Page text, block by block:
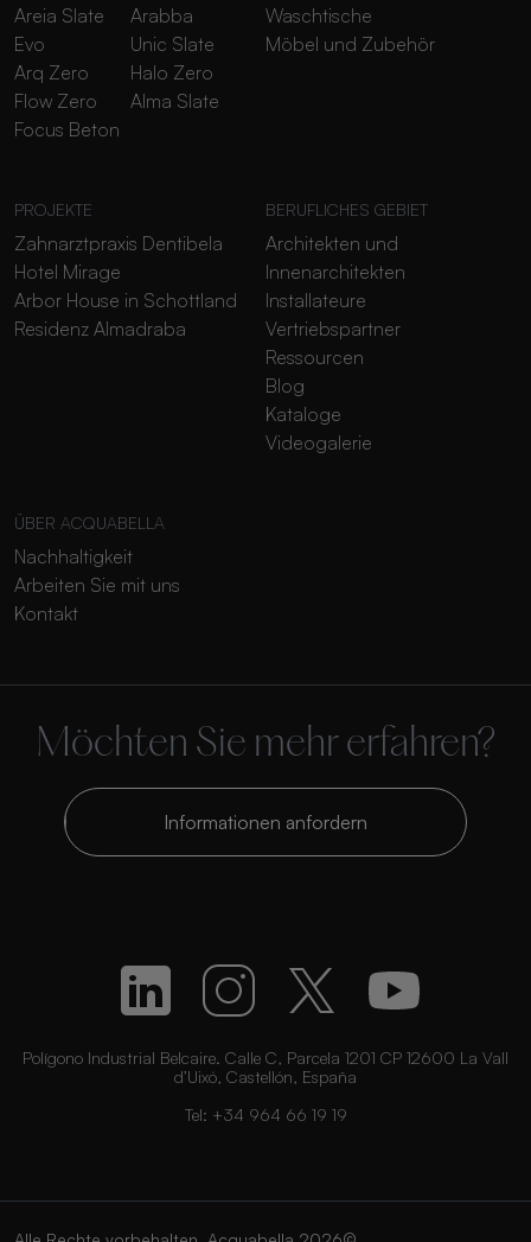
Areia Slate
Evo
Arq Zero
Flow Zero
Focus Beton
Arabba
Unic Slate
Halo Zero
Alma Slate
Waschtische
Möbel und Zubehör
PROJEKTE
Zahnarztpraxis Dentibela
Hotel Mirage
Arbor House in Schottland
Residenz Almadraba
BERUFLICHES GEBIET
Architekten und
Innenarchitekten
Installateure
Vertriebspartner
Ressourcen
Blog
Kataloge
Videogalerie
ÜBER ACQUABELLA
Nachhaltigkeit
Arbeiten Sie mit uns
Kontakt
Möchten Sie mehr erfahren?
Informationen anfordern
Polígono Industrial Belcaire. Calle C, Parcela 1201 CP 12600 La Vall
d’Uixó, Castellón, España
Tel: +34 964 66 19 19